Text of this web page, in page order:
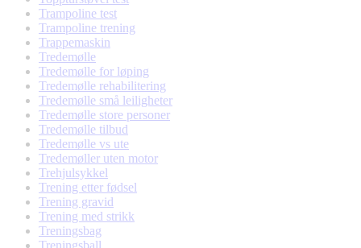
Trampoline test
Trampoline trening
Trappemaskin
Tredemølle
Tredemølle for løping
Tredemølle rehabilitering
Tredemølle små leiligheter
Tredemølle store personer
Tredemølle tilbud
Tredemølle vs ute
Tredemøller uten motor
Trehjulsykkel
Trening etter fødsel
Trening gravid
Trening med strikk
Treningsbag
Treningsball